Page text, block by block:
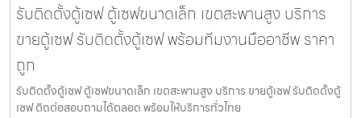
รับติดตั้งตู้เซฟ ตู้เซฟขนาดเล็ก เขตสะพานสูง บริการ
ขายตู้เซฟ รับติดตั้งตู้เซฟ พร้อมทีมงานมืออาชีพ ราคา
ถูก
รับติดตั้งตู้เซฟ ตู้เซฟขนาดเล็ก เขตสะพานสูง บริการ ขายตู้เซฟ รับติดตั้งตู้
เซฟ ติดต่อสอบถามได้ตลอด พร้อมให้บริการทั่วไทย